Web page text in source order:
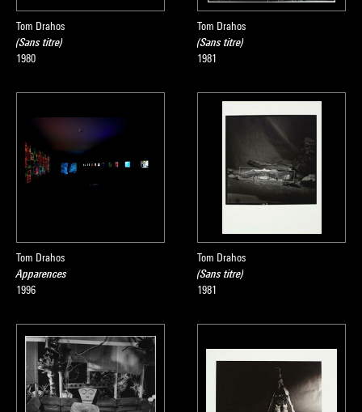
Tom Drahos
(Sans titre)
1980
Tom Drahos
(Sans titre)
1981
Tom Drahos
Apparences
1996
Tom Drahos
(Sans titre)
1981